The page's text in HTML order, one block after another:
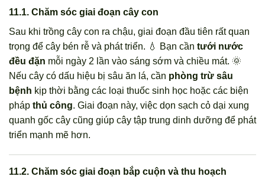
11.1. Chăm sóc giai đoạn cây con
Sau khi trồng cây con ra chậu, giai đoạn đầu tiên rất quan
trọng để cây bén rễ và phát triển. 💧 Bạn cần tưới nước
đều đặn mỗi ngày 2 lần vào sáng sớm và chiều mát. 🌞
Nếu cây có dấu hiệu bị sâu ăn lá, cần phòng trừ sâu
bệnh kịp thời bằng các loại thuốc sinh học hoặc các biện
pháp thủ công. Giai đoạn này, việc dọn sạch cỏ dại xung
quanh gốc cây cũng giúp cây tập trung dinh dưỡng để phát
triển mạnh mẽ hơn.
11.2. Chăm sóc giai đoạn bắp cuộn và thu hoạch